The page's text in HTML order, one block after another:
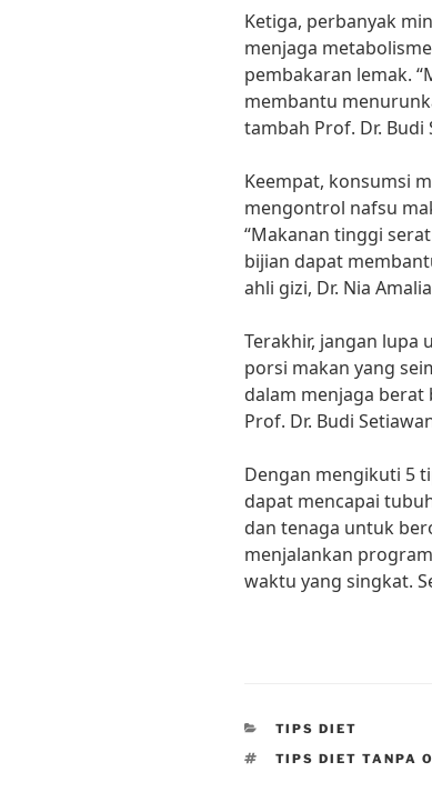
Ketiga, perbanyak
menjaga
pembakaran lemak.
membantu
tambah Prof. Dr. Budi
Keempat, konsumsi
mengontrol nafsu
“Makanan tinggi
bijian dapat
ahli gizi, Dr. Nia
Terakhir, jangan lupa
porsi makan yang
dalam menjaga berat
Prof. Dr. Budi
Dengan mengikuti 5
dapat mencapai
dan tenaga untuk
menjalankan
waktu yang singkat.
CATEGORIES
TIPS DIET
TAGS
TIPS DIET TANPA